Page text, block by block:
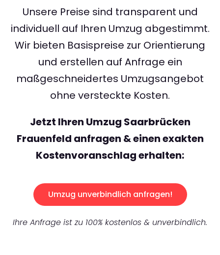
Unsere Preise sind transparent und
individuell auf Ihren Umzug abgestimmt.
Wir bieten Basispreise zur Orientierung
und erstellen auf Anfrage ein
maßgeschneidertes Umzugsangebot
ohne versteckte Kosten.
Jetzt Ihren Umzug Saarbrücken
Frauenfeld anfragen & einen exakten
Kostenvoranschlag erhalten:
Umzug unverbindlich anfragen!
Ihre Anfrage ist zu 100% kostenlos & unverbindlich.